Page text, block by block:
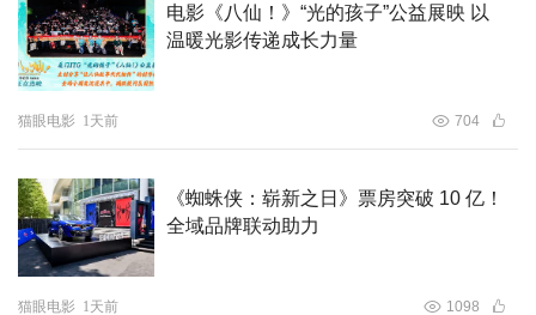
电影《八仙！》“光的孩子”公益展映 以
温暖光影传递成长力量
猫眼电影 1天前 704
《蜘蛛侠：崭新之日》票房突破 10 亿！
全域品牌联动助力
猫眼电影 1天前 1098